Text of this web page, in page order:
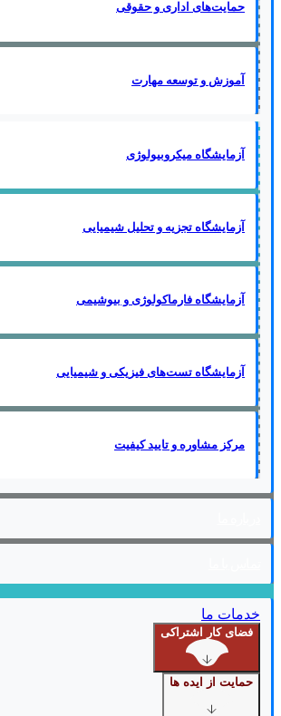
حمایت‌های اداری و حقوقی
آموزش و توسعه مهارت
آزمایشگاه میکروبیولوژی
آزمایشگاه تجزیه و تحلیل شیمیایی
آزمایشگاه فارماکولوژی و بیوشیمی
آزمایشگاه تست‌های فیزیکی و شیمیایی
مرکز مشاوره و تایید کیفیت
خدمات ما
فضای کار اشتراکی
حمایت از ایده ها